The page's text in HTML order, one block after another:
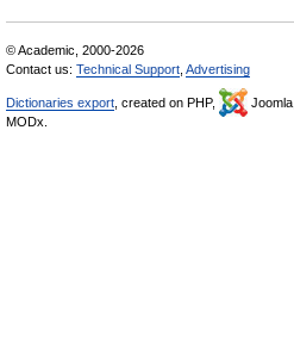
© Academic, 2000-2026
Contact us: Technical Support Advertising
Dictionaries export , created on PHP, Joomla,
MODx.